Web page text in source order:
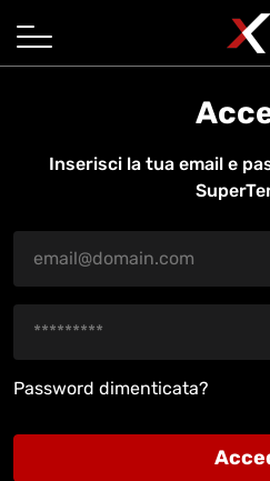
Inserisci la tua email e
Password dimenticata?